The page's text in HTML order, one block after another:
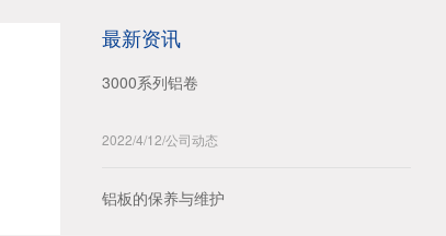
最新资讯
3000系列铝卷
2022/4/12/公司动态
铝板的保养与维护